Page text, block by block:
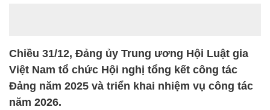
Chiều 31/12, Đảng ủy Trung ương Hội Luật gia
Việt Nam tổ chức Hội nghị tổng kết công tác
Đảng năm 2025 và triển khai nhiệm vụ công tác
năm 2026.